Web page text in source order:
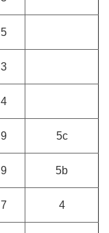
5
3
4
9 5с
9 5b
7 4